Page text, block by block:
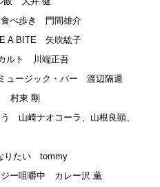
食べ歩き 門間雄介
A BITE 矢吹紘子
ルト 川端正吾
ュージック・バー 渡辺隔週
村東 剛
山崎ナオコーラ、山根良顕、
りたい tommy
ジー咀嚼中 カレー沢 薫